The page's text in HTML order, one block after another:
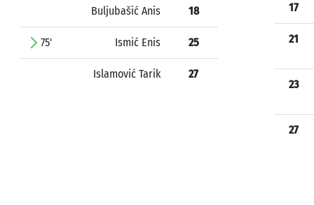
Buljubašić Anis 18
75' Ismić Enis 25
Islamović Tarik 27
17
21
23
27